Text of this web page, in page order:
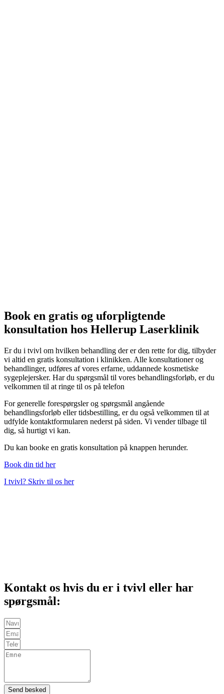
Book en gratis og uforpligtende
konsultation hos Hellerup Laserklinik
Er du i tvivl om hvilken behandling der er den rette for dig, tilbyder
vi altid en gratis konsultation i klinikken. Alle konsultationer og
behandlinger, udføres af vores erfarne, uddannede kosmetiske
sygeplejersker. Har du spørgsmål til vores behandlingsforløb, er du
velkommen til at ringe til os på telefon
For generelle forespørgsler og spørgsmål angående
behandlingsforløb eller tidsbestilling, er du også velkommen til at
udfylde kontaktformularen nederst på siden. Vi vender tilbage til
dig, så hurtigt vi kan.
Du kan booke en gratis konsultation på knappen herunder.
Book din tid her
I tvivl? Skriv til os her
Kontakt os hvis du er i tvivl eller har
spørgsmål:
Send besked